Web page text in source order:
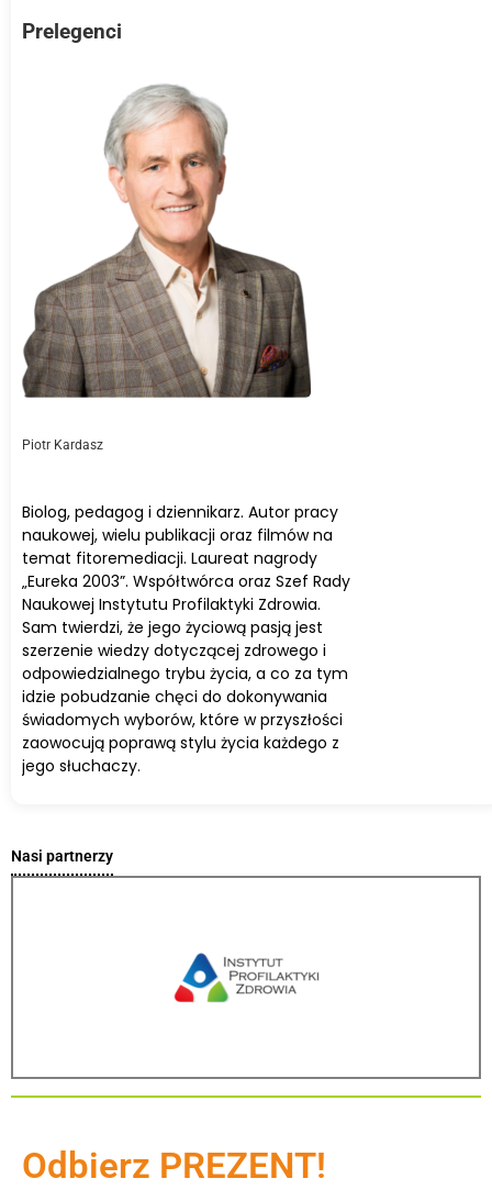
Prelegenci
Piotr Kardasz
Biolog, pedagog i dziennikarz. Autor pracy
naukowej, wielu publikacji oraz filmów na
temat fitoremediacji. Laureat nagrody
„Eureka 2003”. Współtwórca oraz Szef Rady
Naukowej Instytutu Profilaktyki Zdrowia.
Sam twierdzi, że jego życiową pasją jest
szerzenie wiedzy dotyczącej zdrowego i
odpowiedzialnego trybu życia, a co za tym
idzie pobudzanie chęci do dokonywania
świadomych wyborów, które w przyszłości
zaowocują poprawą stylu życia każdego z
jego słuchaczy.
Nasi partnerzy
Odbierz PREZENT!